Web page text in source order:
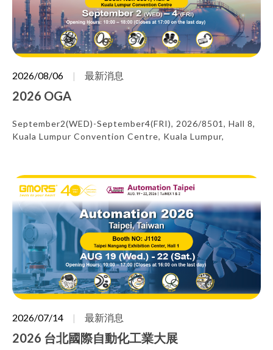
2026/08/06 最新消息
2026 OGA
September2(WED)-September4(FRI), 2026/8501, Hall 8,
Kuala Lumpur Convention Centre, Kuala Lumpur,
2026/07/14 最新消息
2026 台北國際自動化工業大展